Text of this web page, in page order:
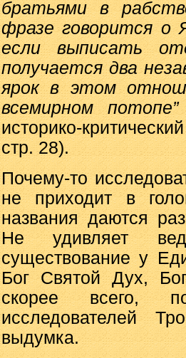
братьями в
фразе говорится о
если выписать
получается два
ярок в этом
всемирном потопе”
историко-
стр. 28).
Почему-то
не приходит в
названия даются
Не удивляет
существование у
Бог Святой Дух,
скорее всего,
исследователей
выдумка.